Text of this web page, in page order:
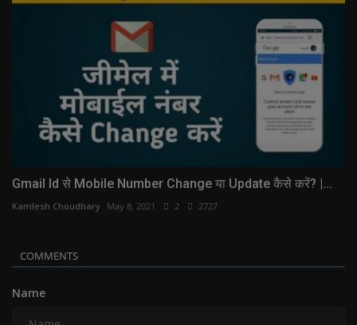
Gmail Id से Mobile Number Change या Update कैसे करें? |...
Kamlesh Choudhary May 8, 2021 2 2727
COMMENTS
Name